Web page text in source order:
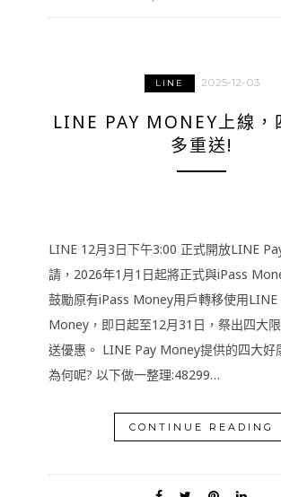
LINE 2025-12-03
LINE PAY MONEY上線，
多重送!
LINE 12月3日下午3:00 正式開放LINE
請，2026年1月1日起將正式與iPass
鼓勵原有iPass Money用戶轉移使用LINE
Money，即日起至12月31日，祭出四大
送優惠。 LINE Pay Money提供的四大好
為何呢? 以下做一整理:48299…
CONTINUE READING